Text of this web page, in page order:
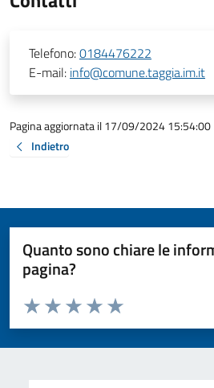
Telefono:0184476222
E-mail: info@comune.taggia.im.it
Pagina aggiornata il 17/09/2024 15:54:00
Indietro
Quanto sono chiare le
pagina?
Valuta da 1 a 5 stelle la pagina
Valuta 5 stelle su 5
Valuta 4 stelle su 5
Valuta 3 stelle su 5
Valuta 2 stelle su 5
Valuta 1 stelle su 5